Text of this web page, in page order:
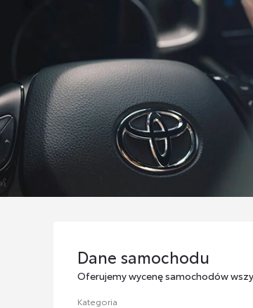
Dane samochodu
Dane samochodu
Oferujemy wycenę samochodów
Kategoria